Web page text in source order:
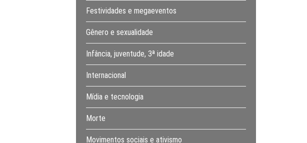
Festividades e megaeventos
Gênero e sexualidade
Infância, juventude, 3ª idade
Internacional
Mídia e tecnologia
Morte
Movimentos sociais e ativismo